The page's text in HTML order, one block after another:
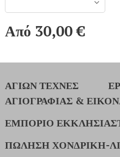
Από 30,00€
ΑΓΙΩΝ ΤΕΧΝΕΣ
ΑΓΙΟΓΡΑΦΙΑΣ &
ΕΜΠΟΡΙΟ
ΠΩΛΗΣΗ ΧΟΝΔΡΙΚΗ-